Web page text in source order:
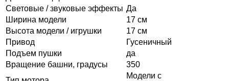
Световые / звуковые эффекты Да
Ширина модели
17 см
Высота модели / игрушки
17 см
Привод
Гусеничный
Подъем пушки
да
Вращение башни, градусы
350
Модели с